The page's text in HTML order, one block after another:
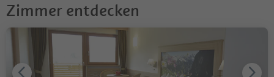
Zimmer entdecken